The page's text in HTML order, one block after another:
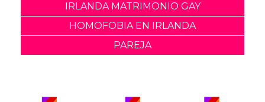
IRLANDA MATRIMONIO GAY
HOMOFOBIA EN IRLANDA
PAREJA